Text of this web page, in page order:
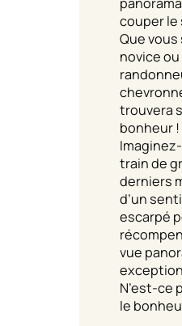
couper le
Que vous
novice ou
trouvera
bonheur !
train de
derniers
d’un
escarpé
vue
N’est-ce
le